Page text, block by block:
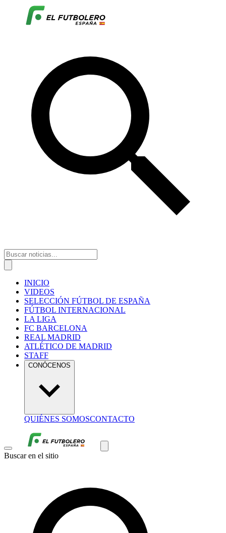
INICIO
VIDEOS
SELECCIÓN FÚTBOL DE ESPAÑA
FÚTBOL INTERNACIONAL
LA LIGA
FC BARCELONA
REAL MADRID
ATLÉTICO DE MADRID
STAFF
CONÓCENOS
QUIÉNES SOMOSCONTACTO
Buscar en el sitio